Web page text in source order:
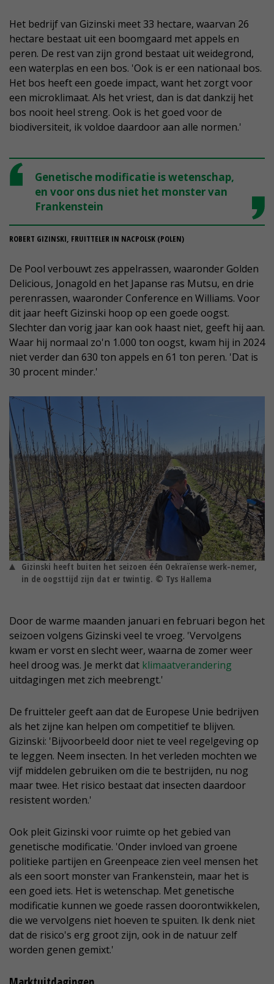
Het bedrijf van Gizinski meet 33 hectare, waarvan 26
hectare bestaat uit een boomgaard met appels en
peren. De rest van zijn grond bestaat uit weidegrond,
een waterplas en een bos. 'Ook is er een nationaal bos.
Het bos heeft een goede impact, want het zorgt voor
een microklimaat. Als het vriest, dan is dat dankzij het
bos nooit heel streng. Ook is het goed voor de
biodiversiteit, ik voldoe daardoor aan alle normen.'
Genetische modificatie is wetenschap,
en voor ons dus niet het monster van
Frankenstein
ROBERT GIZINSKI, FRUITTELER IN NACPOLSK (POLEN)
De Pool verbouwt zes appelrassen, waaronder Golden
Delicious, Jonagold en het Japanse ras Mutsu, en drie
perenrassen, waaronder Conference en Williams. Voor
dit jaar heeft Gizinski hoop op een goede oogst.
Slechter dan vorig jaar kan ook haast niet, geeft hij aan.
Waar hij normaal zo'n 1.000 ton oogst, kwam hij in 2024
niet verder dan 630 ton appels en 61 ton peren. 'Dat is
30 procent minder.'
Gizinski heeft buiten het seizoen één Oekraïense werk-nemer,
in de oogsttijd zijn dat er twintig. © Tys Hallema
Door de warme maanden januari en februari begon het
seizoen volgens Gizinski veel te vroeg. 'Vervolgens
kwam er vorst en slecht weer, waarna de zomer weer
heel droog was. Je merkt dat klimaatverandering
uitdagingen met zich meebrengt.'
De fruitteler geeft aan dat de Europese Unie bedrijven
als het zijne kan helpen om competitief te blijven.
Gizinski: 'Bijvoorbeeld door niet te veel regelgeving op
te leggen. Neem insecten. In het verleden mochten we
vijf middelen gebruiken om die te bestrijden, nu nog
maar twee. Het risico bestaat dat insecten daardoor
resistent worden.'
Ook pleit Gizinski voor ruimte op het gebied van
genetische modificatie. 'Onder invloed van groene
politieke partijen en Greenpeace zien veel mensen het
als een soort monster van Frankenstein, maar het is
een goed iets. Het is wetenschap. Met genetische
modificatie kunnen we goede rassen doorontwikkelen,
die we vervolgens niet hoeven te spuiten. Ik denk niet
dat de risico's erg groot zijn, ook in de natuur zelf
worden genen gemixt.'